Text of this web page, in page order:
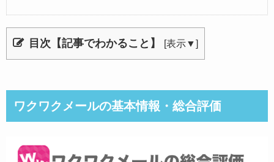
目次【記事でわかること】 [表示▼]
ワクワクメールの基本情報・総合評価